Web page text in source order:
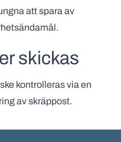
att spara av
skickas
kontrolleras via en
av skräppost.